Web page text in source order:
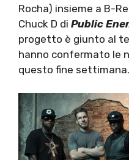
Rocha) insieme a B-
Chuck D di Public
progetto è giunto al
hanno confermato le
questo fine settimana.